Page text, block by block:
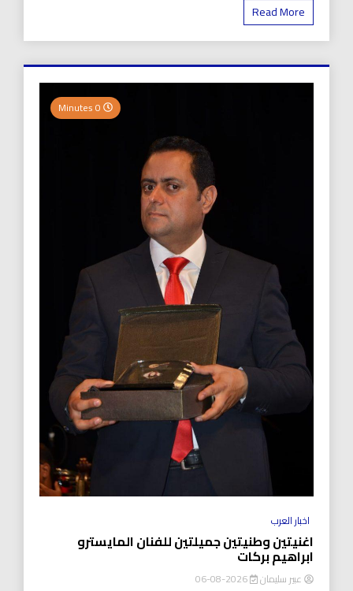
Read More
اخبار العرب
اغنيتين وطنيتين جميلتين للفنان المايسترو
ابراهيم بركات
عبير سليمان 2026-08-06